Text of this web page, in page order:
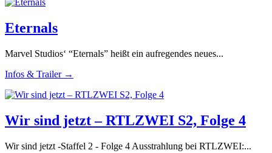
Eternals
Marvel Studios‘ “Eternals” heißt ein aufregendes neues...
Infos & Trailer →
Wir sind jetzt – RTLZWEI S2, Folge 4
Wir sind jetzt -Staffel 2 - Folge 4 Ausstrahlung bei RTLZWEI:...